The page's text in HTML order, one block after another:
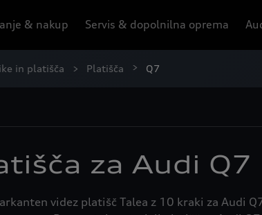
& nakup Servis & dopolnilna oprema
in platišča Platišča Q7
za Audi Q7
videz platišč Talea z 10 kraki za Audi